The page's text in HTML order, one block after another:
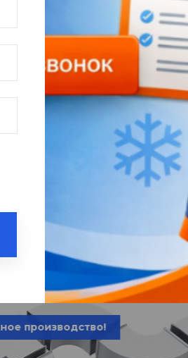
скрытыми внутри
150 мм увеличено
Герметичность клапана
на каждой
Ручной привод – опция.